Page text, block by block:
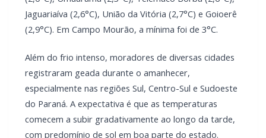
Além do frio intenso, moradores de diversas cidades
registraram geada durante o amanhecer,
do Paraná. A expectativa é que as temperaturas
comecem a subir gradativamente ao longo da tarde,
com predomínio de sol em boa parte do estado.